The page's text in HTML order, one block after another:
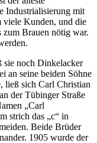
Industrialisierung mit
viele Kunden, und die
zum Brauen nötig war.
sie noch Dinkelacker
an seine beiden Söhne
ließ sich Carl Christian
der Tübinger Straße
„Carl
strich das „c“ in
Beide Brüder
1905 wurde der